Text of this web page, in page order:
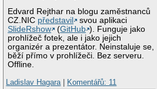
Edvard Rejthar na blogu zaměstnanců
CZ.NIC představil
svou aplikaci
SlideRshow
(GitHub ). Funguje jako
prohlížeč fotek, ale i jako jejich
organizér a prezentátor. Neinstaluje se,
běží přímo v prohlížeči. Bez serveru.
Offline.
Ladislav Hagara| Komentářů: 11